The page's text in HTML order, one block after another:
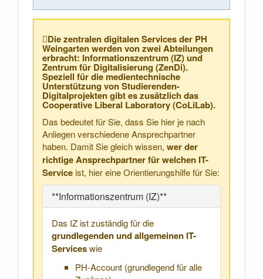
Die zentralen digitalen Services der PH
Weingarten werden von zwei Abteilungen
erbracht: Informationszentrum (IZ) und
Zentrum für Digitalisierung (ZenDi).
Speziell für die medientechnische
Unterstützung von Studierenden-
Digitalprojekten gibt es zusätzlich das
Cooperative Liberal Laboratory (CoLiLab).
Das bedeutet für Sie, dass Sie hier je nach
Anliegen verschiedene Ansprechpartner
haben. Damit Sie gleich wissen, wer der
richtige Ansprechpartner für welchen IT-
Service ist, hier eine Orientierungshilfe für Sie:
**Informationszentrum (IZ)**
Das IZ ist zuständig für die
grundlegenden und allgemeinen IT-
Serviceswie
PH-Account (grundlegend für alle